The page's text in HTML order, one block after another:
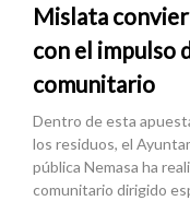
Mislata
con el impulso
comunitario
Dentro de esta
los residuos, el
pública Nemasa ha
comunitario dirigido